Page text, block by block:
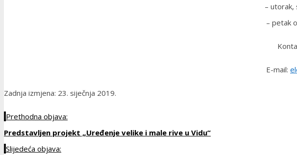
–
– petak
E-mail:
Zadnja izmjena: 23. siječnja 2019.
Prethodna objava:
Predstavljen projekt „Uređenje velike i male rive u Vidu“
Slijedeća objava: